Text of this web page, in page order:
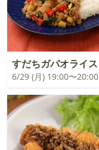
すだちガパオライス
6/29 (月) 19:00〜20:00